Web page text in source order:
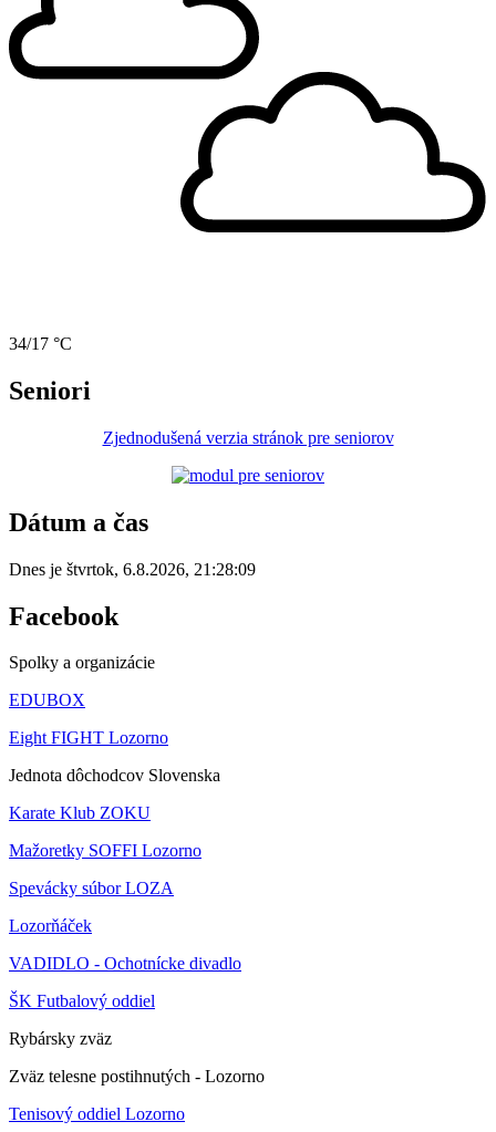
34/17 °C
Seniori
Zjednodušená verzia stránok pre seniorov
Dátum a čas
Dnes je štvrtok, 6.8.2026, 21:28:09
Facebook
Spolky a organizácie
EDUBOX
Eight FIGHT Lozorno
Jednota dôchodcov Slovenska
Karate Klub ZOKU
Mažoretky SOFFI Lozorno
Spevácky súbor LOZA
Lozorňáček
VADIDLO - Ochotnícke divadlo
ŠK Futbalový oddiel
Rybársky zväz
Zväz telesne postihnutých - Lozorno
Tenisový oddiel Lozorno